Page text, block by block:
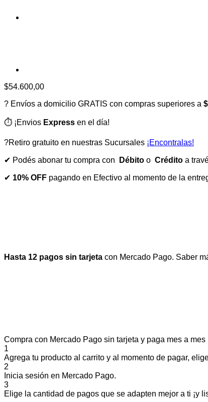
$54.600,00
? Envíos a domicilio GRATIS con compras superiores a
⏱️ ¡Envios Express en el día!
?Retiro gratuito en nuestras Sucursales ¡Encontralas!
✔ Podés abonar tu compra con Débito o Crédito a
✔ 10% OFF pagando en Efectivo al momento de la
Hasta 12 pagos sin tarjeta con Mercado Pago. Saber
Compra con Mercado Pago sin tarjeta y paga mes a mes
1
Agrega tu producto al carrito y al momento de pagar,
2
Inicia sesión en Mercado Pago.
3
Elige la cantidad de pagos que se adapten mejor a ti ¡y